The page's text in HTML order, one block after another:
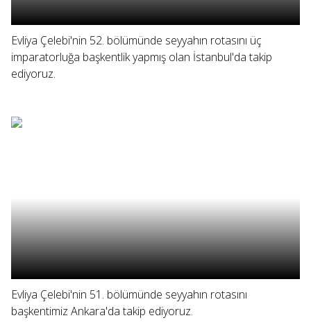
Evliya Çelebi'nin 52. bölümünde seyyahın rotasını üç
imparatorluğa başkentlik yapmış olan İstanbul'da takip
ediyoruz.
Evliya Çelebi'nin 51. bölümünde seyyahın rotasını
başkentimiz Ankara'da takip ediyoruz.